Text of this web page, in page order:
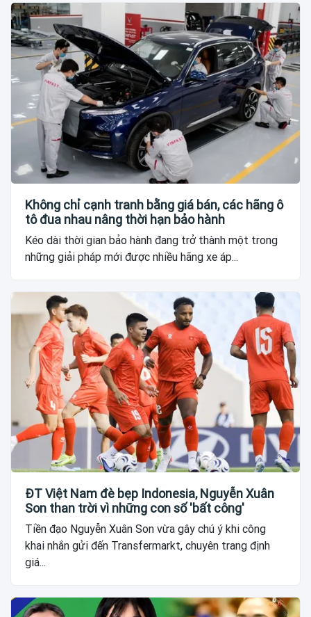
Không chỉ cạnh tranh bằng giá bán, các hãng ô
tô đua nhau nâng thời hạn bảo hành
Kéo dài thời gian bảo hành đang trở thành một trong
những giải pháp mới được nhiều hãng xe áp...
ĐT Việt Nam đè bẹp Indonesia, Nguyễn Xuân
Son than trời vì những con số 'bất công'
Tiền đạo Nguyễn Xuân Son vừa gây chú ý khi công
khai nhắn gửi đến Transfermarkt, chuyên trang định
giá...